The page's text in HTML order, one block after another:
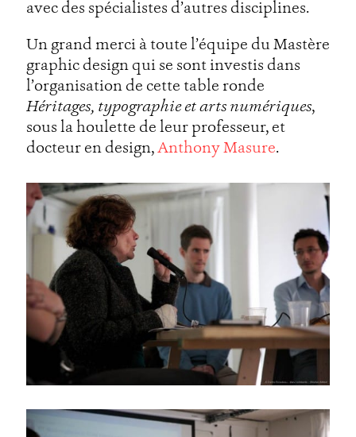
avec des spécialistes d’autres disciplines.
Un grand merci à toute l’équipe du Mastère
graphic design qui se sont investis dans
l’organisation de cette table ronde
Héritages, typographie et arts numériques,
sous la houlette de leur professeur, et
docteur en design, Anthony Masure.